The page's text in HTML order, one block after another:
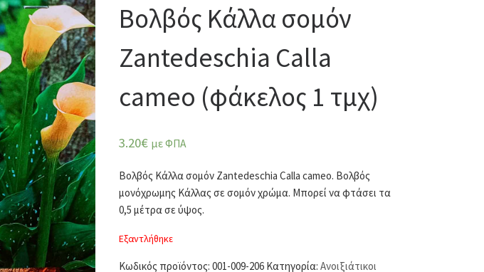
Βολβός Κάλλα σομόν
Zantedeschia Calla
cameo (φάκελος 1 τμχ)
3.20€ με ΦΠΑ
Βολβός Κάλλα σομόν Zantedeschia Calla cameo. Βολβός
μονόχρωμης Κάλλας σε σομόν χρώμα. Μπορεί να φτάσει τα
0,5 μέτρα σε ύψος.
Εξαντλήθηκε
Κωδικός προϊόντος: 001-009-206 Κατηγορία: Ανοιξιάτικοι